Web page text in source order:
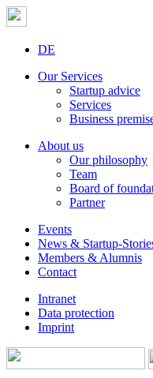
DE
Our Services
Startup advice
Services
Business
About us
Our philosophy
Team
Board of
Partner
Events
News & Startup-
Members & Alumnis
Contact
Intranet
Data protection
Imprint